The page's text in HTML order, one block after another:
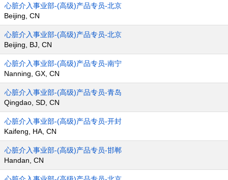
心脏介入事业部-(高级)产品专员-北京
Beijing, CN
心脏介入事业部-(高级)产品专员-北京
Beijing, BJ, CN
心脏介入事业部-(高级)产品专员-南宁
Nanning, GX, CN
心脏介入事业部-(高级)产品专员-青岛
Qingdao, SD, CN
心脏介入事业部-(高级)产品专员-开封
Kaifeng, HA, CN
心脏介入事业部-(高级)产品专员-邯郸
Handan, CN